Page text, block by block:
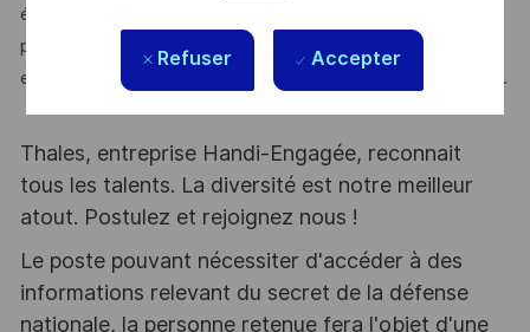
Refuser Accepter
équipe nourrie par la diversité de ses profils et de leurs
parcours, est soudée par des valeurs humaines de soutien
et d’apprentissage qui sont relayées par le groupe THALES.
Thales, entreprise Handi-Engagée, reconnait
tous les talents. La diversité est notre meilleur
atout. Postulez et rejoignez nous !
Le poste pouvant nécessiter d'accéder à des
informations relevant du secret de la défense
nationale, la personne retenue fera l'objet d'une